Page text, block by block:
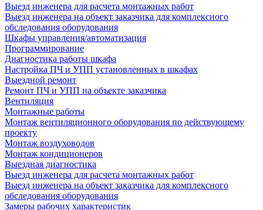
Выезд инженера для расчета монтажных работ
Выезд инженера на объект заказчика для комплексного
обследования оборудования
Шкафы управления/автоматизация
Программирование
Диагностика работы шкафа
Настройка ПЧ и УПП установленных в шкафах
Выездной ремонт
Ремонт ПЧ и УПП на объекте заказчика
Вентиляция
Монтажные работы
Монтаж вентиляционного оборудования по действующему
проекту
Монтаж воздуховодов
Монтаж кондиционеров
Выездная диагностика
Выезд инженера для расчета монтажных работ
Выезд инженера на объект заказчика для комплексного
обследования оборудования
Замеры рабочих характеристик